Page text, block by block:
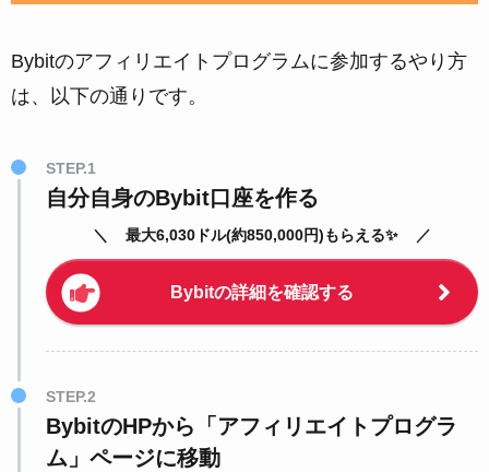
Bybitのアフィリエイトプログラムに参加するやり方
は、以下の通りです。
STEP.1
自分自身のBybit口座を作る
最大6,030ドル(約850,000円)もらえる✨
Bybitの詳細を確認する
STEP.2
BybitのHPから「アフィリエイトプログラ
ム」ページに移動